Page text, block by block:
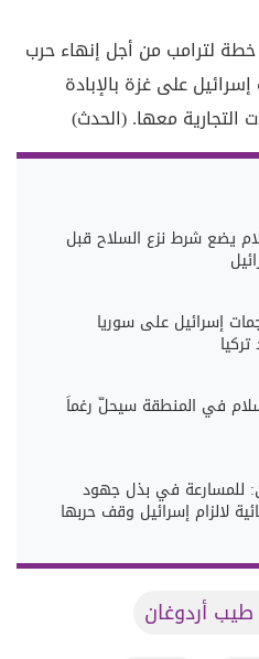
لترامب من أجل إنهاء حرب
على غزة بالإبادة
التجارية معها. (الحدث)
يضع شرط نزع السلاح قبل
إسرائيل على سوريا
في المنطقة سيحلّ رغماً
للمسارعة في بذل جهود
لالزام إسرائيل وقف حربها
أردوغان